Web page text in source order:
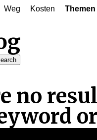
Weg Kosten Themen
no